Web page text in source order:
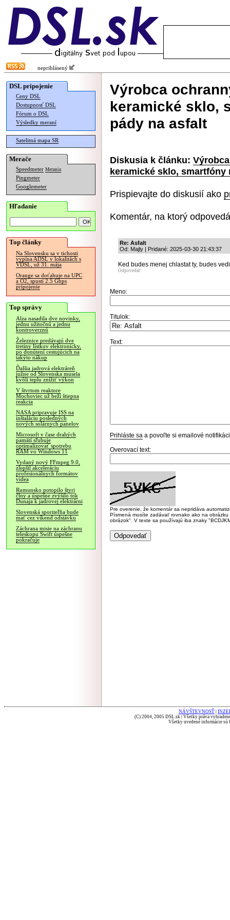
neprihlásený
DSL pripojenie
Ceny DSL
Dostupnosť DSL
Fórum o DSL
Výsledky meraní
Satelitná mapa SR
Merače
Speedmeter Merania
Pingmeter
Googlemeter
Hľadanie
Top články
Na Slovensku sa v tichosti
vypína ADSL v lokalitách s
VDSL, už 31. mája
Orange sa doťahuje na UPC
a O2, spustí 2.5 Gbps
pripojenie
Top správy
Alza nasadila dve novinky,
jednu užitočnú a jednu
kontroverznú
Železnice predávajú dve
tretiny lístkov elektronicky,
po donútení cestujúcich na
takýto nákup
Ďalšia jadrová elektráreň
južne od Slovenska musela
kvôli teplu znížiť výkon
V štvrtom reaktore
Mochoviec už beží štiepna
reakcia
NASA pripravuje ISS na
inštaláciu posledných
nových solárnych panelov
Microsoft v čase drahých
pamätí sľubuje
optimalizovať spotrebu
RAM vo Windows 11
Vydaný nový FFmpeg 9.0,
zlepšil akceleráciu
profesionálnych formátov
videa
Rumunsko potopilo štyri
člny a úspešne zvýšilo tok
Dunaja k jadrovej elektrárni
Slovenská sporiteľňa bude
mať cez víkend odstávku
Záchrana misie na záchranu
teleskopu Swift úspešne
pokračuje
Výrobca
keramické sklo,
pády na asfalt
Diskusia k článku:
keramické sklo,
Prispievajte do diskusií ako
Komentár, na ktorý
Re: Asfalt
Od: Majly | Pridané: 2025-03-30 21:43:37
Ked budes menej chlastat ty, budes
Odpovedať
Meno:
Titulok:
Text:
Prihláste sa a povoľte si emailové
Overovací text:
Pre overenie, že komentár sa nepridáva
Písmená musíte zadávať rovnako ako na
obrázok". V texte sa používajú iba znaky
NÁVŠTEVNOSŤ
(C) 2004, 2005 DSL.sk | Všetky práva
Všetky uvedené informácie sú